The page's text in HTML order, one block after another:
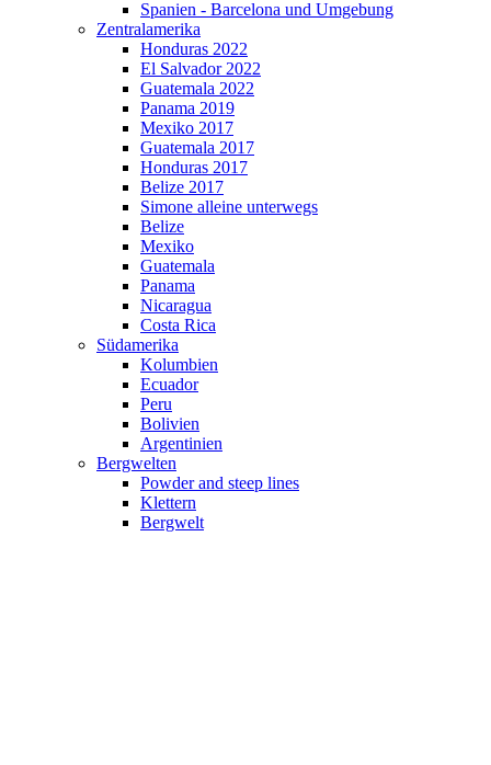
Spanien - Barcelona und Umgebung
Zentralamerika
Honduras 2022
El Salvador 2022
Guatemala 2022
Panama 2019
Mexiko 2017
Guatemala 2017
Honduras 2017
Belize 2017
Simone alleine unterwegs
Belize
Mexiko
Guatemala
Panama
Nicaragua
Costa Rica
Südamerika
Kolumbien
Ecuador
Peru
Bolivien
Argentinien
Bergwelten
Powder and steep lines
Klettern
Bergwelt